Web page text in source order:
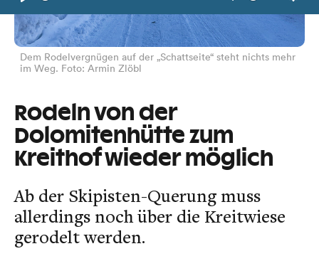
Play Unmute
Dem Rodelvergnügen auf der „Schattseite“ steht nichts mehr
im Weg. Foto: Armin Zlöbl
Rodeln von der
Dolomitenhütte zum
Kreithof wieder möglich
Ab der Skipisten-Querung muss
allerdings noch über die Kreitwiese
gerodelt werden.